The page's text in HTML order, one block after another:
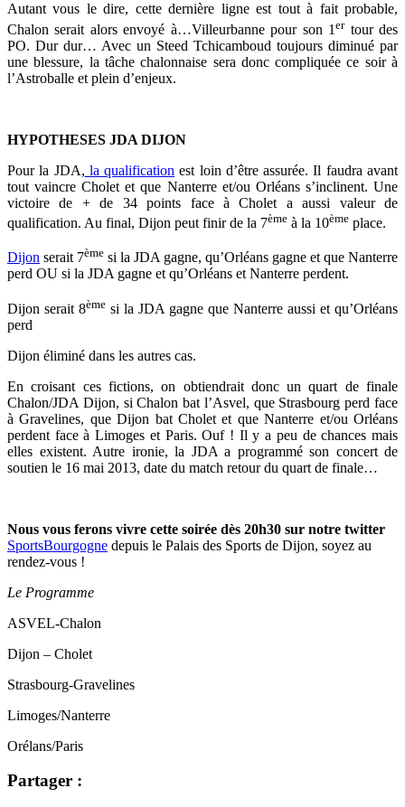
Autant vous le dire, cette dernière ligne est tout à fait probable,
Chalon serait alors envoyé à…Villeurbanne pour son 1ertour des
PO. Dur dur… Avec un Steed Tchicamboud toujours diminué par
une blessure, la tâche chalonnaise sera donc compliquée ce soir à
l’Astroballe et plein d’enjeux.
HYPOTHESES JDA DIJON
Pour la JDA, la qualification est loin d’être assurée. Il faudra avant
tout vaincre Cholet et que Nanterre et/ou Orléans s’inclinent. Une
victoire de + de 34 points face à Cholet a aussi valeur de
qualification. Au final, Dijon peut finir de la 7ème à la 10ème place.
Dijon serait 7ème si la JDA gagne, qu’Orléans gagne et que Nanterre
perd OU si la JDA gagne et qu’Orléans et Nanterre perdent.
Dijon serait 8ème si la JDA gagne que Nanterre aussi et qu’Orléans
perd
Dijon éliminé dans les autres cas.
En croisant ces fictions, on obtiendrait donc un quart de finale
Chalon/JDA Dijon, si Chalon bat l’Asvel, que Strasbourg perd face
à Gravelines, que Dijon bat Cholet et que Nanterre et/ou Orléans
perdent face à Limoges et Paris. Ouf ! Il y a peu de chances mais
elles existent. Autre ironie, la JDA a programmé son concert de
soutien le 16 mai 2013, date du match retour du quart de finale…
Nous vous ferons vivre cette soirée dès 20h30 sur notre twitter
SportsBourgogne depuis le Palais des Sports de Dijon, soyez au
rendez-vous !
Le Programme
ASVEL-Chalon
Dijon – Cholet
Strasbourg-Gravelines
Limoges/Nanterre
Orélans/Paris
Partager :